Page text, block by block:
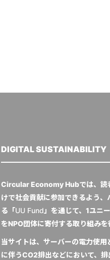
DIGITAL SUSTAINABILITY
Circular Economy Hubでは、読
けで社会貢献に参加できるよう
る「UU Fund」を通じて、1ユニ
をNPO団体に寄付する取り組みを
当サイトは、サーバーの電力使
に伴うCO2排出などにおいて、排